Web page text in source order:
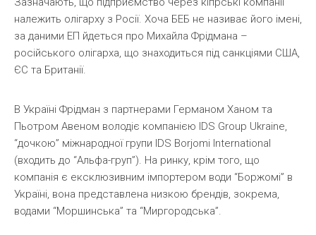
належить олігарху з Росії. Хоча БЕБ не називає його імені,
за даними ЕП йдеться про Михайла Фрідмана –
російського олігарха, що знаходиться під санкціями США,
ЄС та Британії.
В Україні Фрідман з партнерами Германом Ханом та
Пьотром Авеном володіє компанією IDS Group Ukraine,
“дочкою” міжнародної групи IDS Borjomi International
(входить до “Альфа-груп”). На ринку, крім того, що
компанія є ексклюзивним імпортером води “Боржомі” в
Україні, вона представлена низкою брендів, зокрема,
водами “Моршинська” та “Миргородська”.